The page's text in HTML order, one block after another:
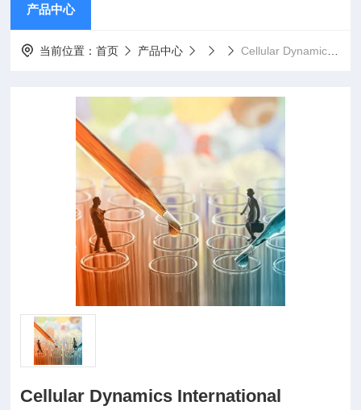
产品中心
当前位置：首页 产品中心 Cellular Dynamics International
Cellular Dynamics International